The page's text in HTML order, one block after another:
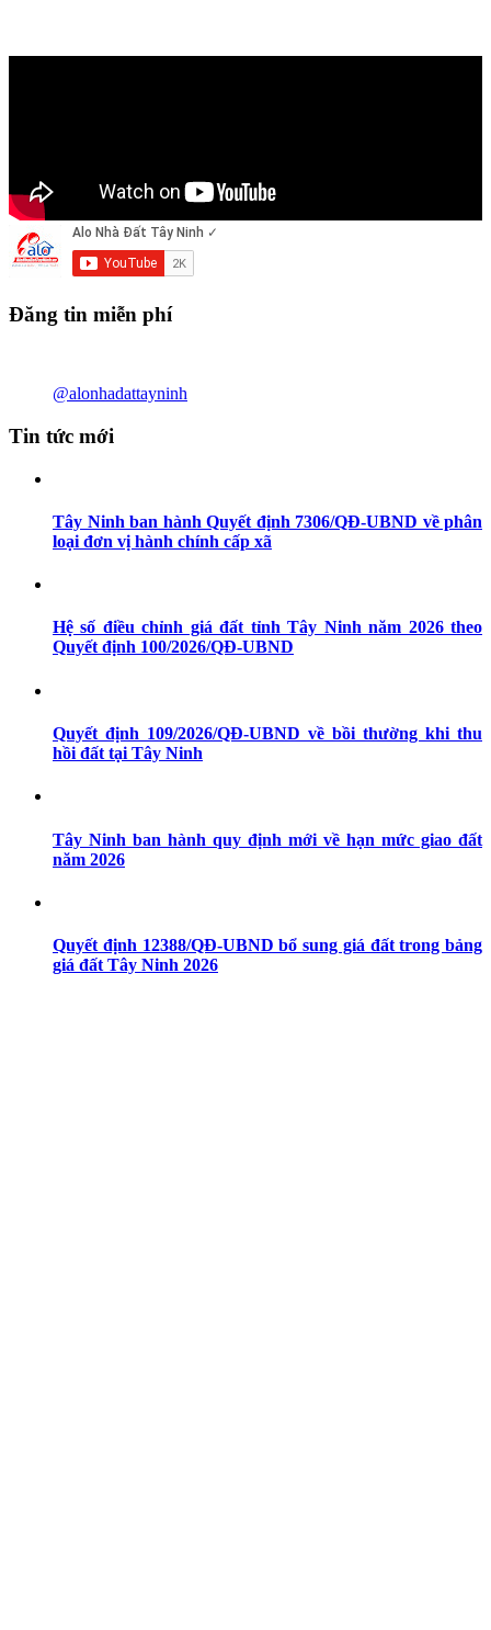
Đăng tin miễn phí
@alonhadattayninh
Tin tức mới
Tây Ninh ban hành Quyết định 7306/QĐ-UBND về phân
loại đơn vị hành chính cấp xã
Hệ số điều chỉnh giá đất tỉnh Tây Ninh năm 2026 theo
Quyết định 100/2026/QĐ-UBND
Quyết định 109/2026/QĐ-UBND về bồi thường khi thu
hồi đất tại Tây Ninh
Tây Ninh ban hành quy định mới về hạn mức giao đất
năm 2026
Quyết định 12388/QĐ-UBND bổ sung giá đất trong bảng
giá đất Tây Ninh 2026